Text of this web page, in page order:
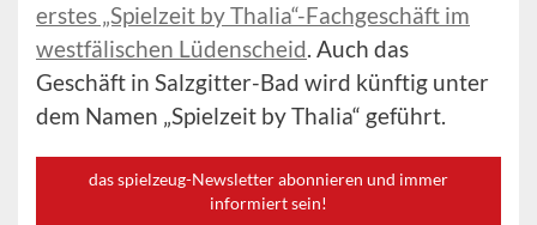
erstes „Spielzeit by Thalia“-Fachgeschäft im
westfälischen Lüdenscheid. Auch das
Geschäft in Salzgitter-Bad wird künftig unter
dem Namen „Spielzeit by Thalia“ geführt.
das spielzeug-Newsletter abonnieren und immer
informiert sein!